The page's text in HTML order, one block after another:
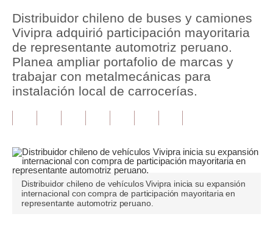
Finanzas Personales
Inmobiliarias
Plus G
Pregunta de hoy
Blogs
Tendencias
Distribuidor chileno de buses y camiones
Vivipra adquirió participación mayoritaria
de representante automotriz peruano.
Planea ampliar portafolio de marcas y
trabajar con metalmecánicas para
instalación local de carrocerías.
Distribuidor chileno de vehículos Vivipra inicia su expansión
internacional con compra de participación mayoritaria en
representante automotriz peruano.